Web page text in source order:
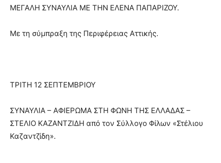
ΜΕΓΑΛΗ ΣΥΝΑΥΛΙΑ ΜΕ ΤΗΝ ΕΛΕΝΑ ΠΑΠΑΡΙΖΟΥ.
Με τη σύμπραξη της Περιφέρειας Αττικής.
ΤΡΙΤΗ 12 ΣΕΠΤΕΜΒΡΙΟΥ
ΣΥΝΑΥΛΙΑ – ΑΦΙΕΡΩΜΑ ΣΤΗ ΦΩΝΗ ΤΗΣ ΕΛΛΑΔΑΣ –
ΣΤΕΛΙΟ ΚΑΖΑΝΤΖΙΔΗ από τον Σύλλογο Φίλων «Στέλιου
Καζαντζίδη».